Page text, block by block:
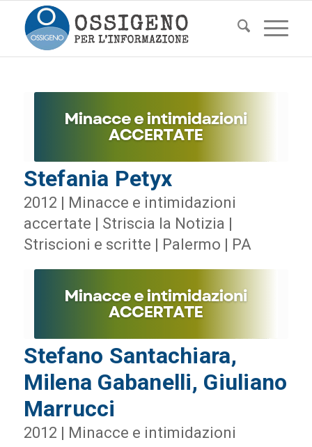
Stefania Petyx
2012 | Minacce e intimidazioni
accertate | Striscia la Notizia |
Striscioni e scritte | Palermo | PA
Stefano Santachiara,
Milena Gabanelli, Giuliano
Marrucci
2012 | Minacce e intimidazioni